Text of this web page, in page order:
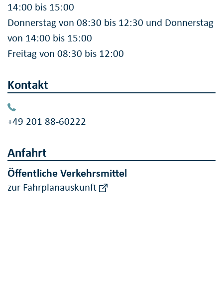
14:00 bis 15:00
Donnerstag von 08:30 bis 12:30 und Donnerstag
von 14:00 bis 15:00
Freitag von 08:30 bis 12:00
Kontakt
+49 201 88-60222
Anfahrt
Öffentliche Verkehrsmittel
zur Fahrplanauskunft